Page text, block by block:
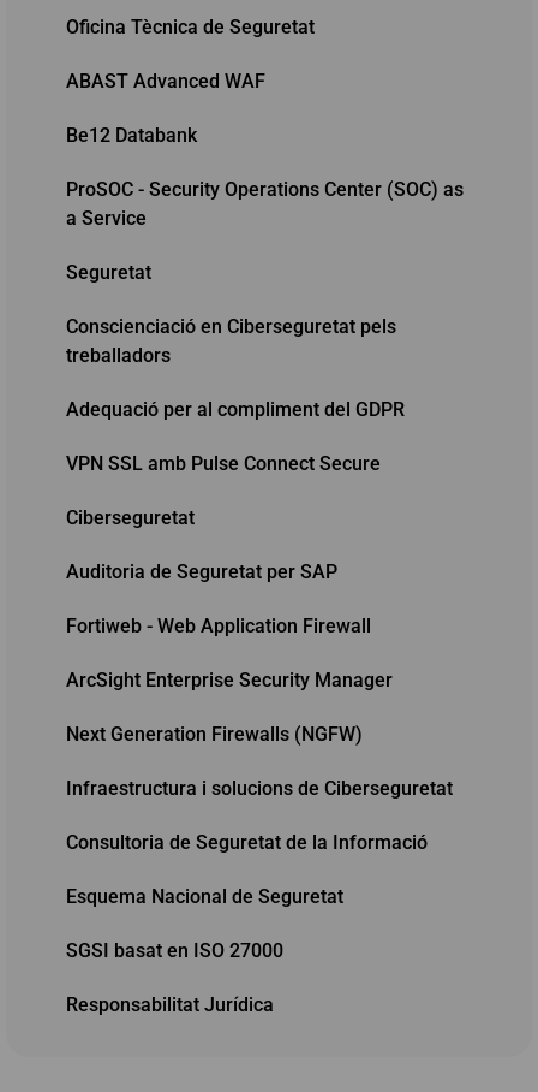
Oficina Tècnica de Seguretat
ABAST Advanced WAF
Be12 Databank
ProSOC - Security Operations Center (SOC) as
a Service
Seguretat
Conscienciació en Ciberseguretat pels
treballadors
Adequació per al compliment del GDPR
VPN SSL amb Pulse Connect Secure
Ciberseguretat
Auditoria de Seguretat per SAP
Fortiweb - Web Application Firewall
ArcSight Enterprise Security Manager
Next Generation Firewalls (NGFW)
Infraestructura i solucions de Ciberseguretat
Consultoria de Seguretat de la Informació
Esquema Nacional de Seguretat
SGSI basat en ISO 27000
Responsabilitat Jurídica